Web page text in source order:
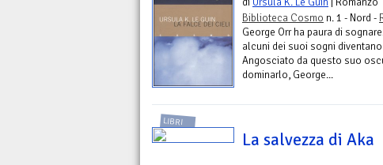
Biblioteca Cosmo n. 1 - Nord -
George Orr ha paura di
alcuni dei suoi sogni
Angosciato da questo suo
dominarlo, George...
LIBRI
La salvezza di Aka